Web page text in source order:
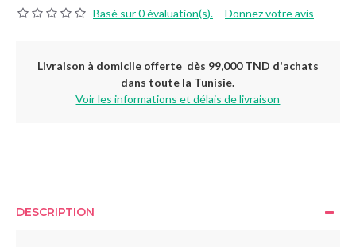
Basé sur 0 évaluation(s). - Donnez votre avis
Livraison à domicile offerte dès 99,000 TND d'achats
dans toute la Tunisie.
Voir les informations et délais de livraison
DESCRIPTION